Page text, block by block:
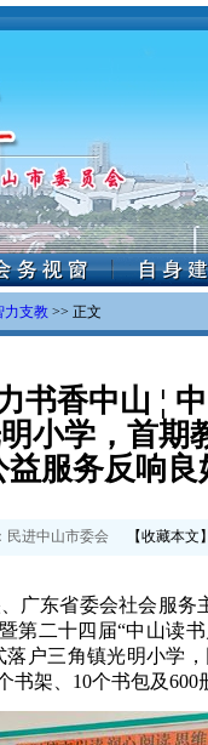
力支教 >> 正文
书香中山 ¦
小学，首期
益服务反响良
民进中山市委会 【收藏本文
广东省委会社会服务
第二十四届“中山读
落户三角镇光明小学
书架、10个书包及600